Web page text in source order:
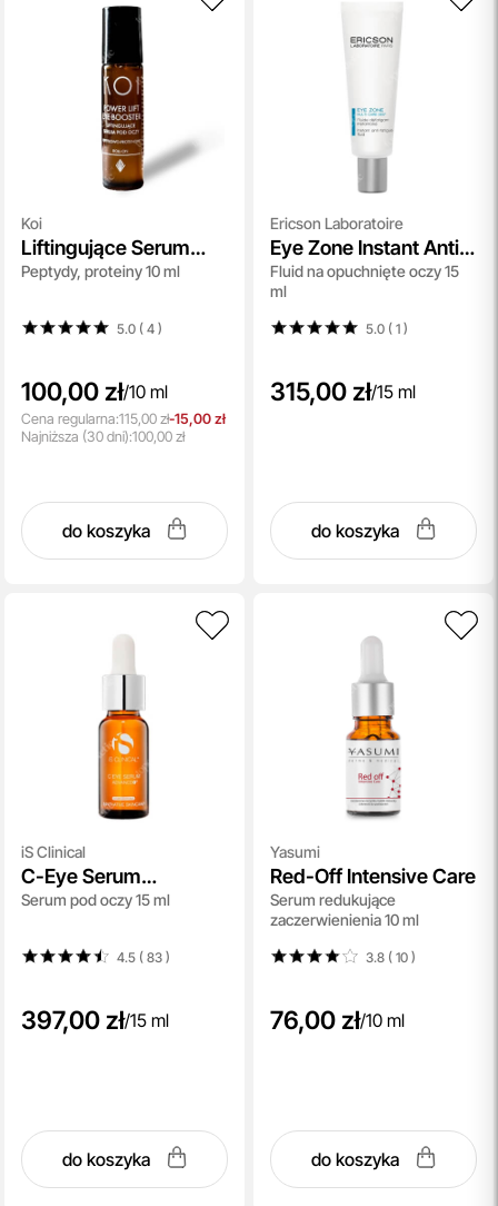
Koi
Liftingujące Serum
pod Oczy
Peptydy, proteiny 10 ml
5.0 ( 4)
100,00 zł/10 ml
Cena regularna:115,00 zł-15,00 zł
Najniższa (30 dni):100,00 zł
do koszyka
Ericson Laboratoire
Eye Zone Instant Anti-
Fatigue Fluid
Fluid na opuchnięte oczy 15
ml
5.0 ( 1)
315,00 zł/15 ml
do koszyka
iS Clinical
C-Eye Serum
Advance+
Serum pod oczy 15 ml
4.5 ( 83)
397,00 zł/15 ml
do koszyka
Yasumi
Red-Off Intensive Care
Serum redukujące
zaczerwienienia 10 ml
3.8 ( 10)
76,00 zł/10 ml
do koszyka